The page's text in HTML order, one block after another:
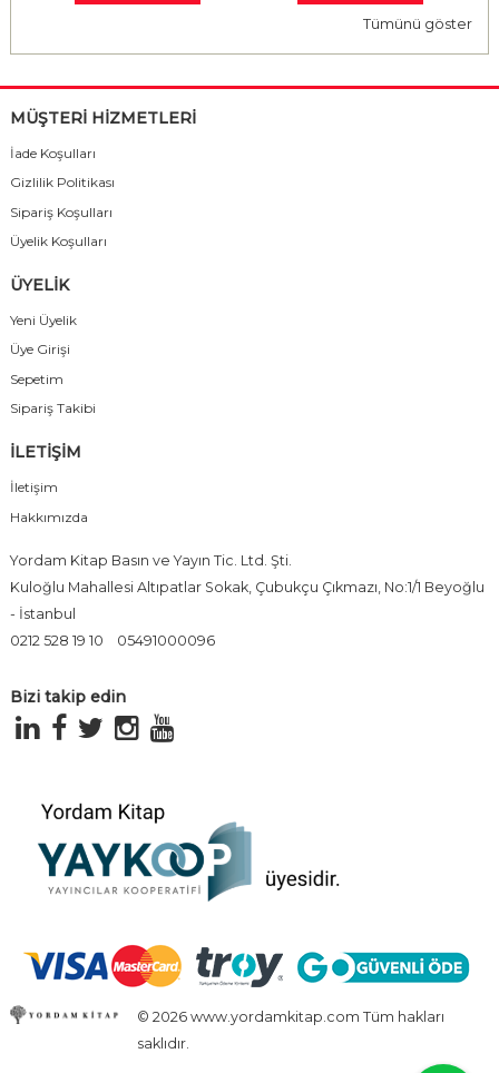
Tümünü göster
MÜŞTERİ HİZMETLERİ
İade Koşulları
Gizlilik Politikası
Sipariş Koşulları
Üyelik Koşulları
ÜYELİK
Yeni Üyelik
Üye Girişi
Sepetim
Sipariş Takibi
İLETİŞİM
İletişim
Hakkımızda
Yordam Kitap Basın ve Yayın Tic. Ltd. Şti.
Kuloğlu Mahallesi Altıpatlar Sokak, Çubukçu Çıkmazı, No:1/1 Beyoğlu
- İstanbul
0212 528 19 10
05491000096
Bizi takip edin
© 2026 www.yordamkitap.com Tüm hakları
saklıdır.